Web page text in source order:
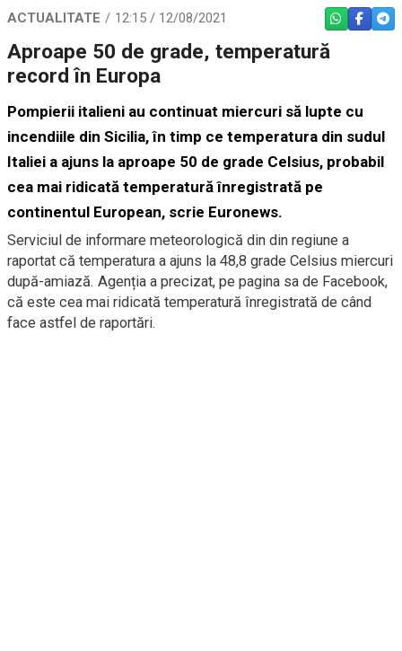
ACTUALITATE 12:15 / 12/08/2021 WHATSAPP
Aproape 50 de grade, temperatură
record în Europa
Pompierii italieni au continuat miercuri să lupte cu
incendiile din Sicilia, în timp ce temperatura din sudul
Italiei a ajuns la aproape 50 de grade Celsius, probabil
cea mai ridicată temperatură înregistrată pe
continentul European, scrie Euronews.
Serviciul de informare meteorologică din din regiune a
raportat că temperatura a ajuns la 48,8 grade Celsius miercuri
după-amiază. Agenția a precizat, pe pagina sa de Facebook,
că este cea mai ridicată temperatură înregistrată de când
face astfel de raportări.